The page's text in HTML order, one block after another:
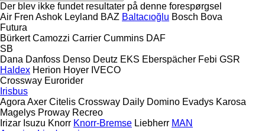
Der blev ikke fundet resultater på denne forespørgsel
Air Fren Ashok Leyland BAZ Baltacıoğlu Bosch Bova
Futura
Bürkert Camozzi Carrier Cummins DAF
SB
Dana Danfoss Denso Deutz EKS Eberspächer Febi GSR
Haldex Herion Hoyer IVECO
Crossway Eurorider
Irisbus
Agora Axer Citelis Crossway Daily Domino Evadys Karosa
Magelys Proway Recreo
Irizar Isuzu Knorr Knorr-Bremse Liebherr MAN